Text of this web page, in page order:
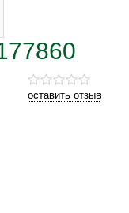
оставить отзыв